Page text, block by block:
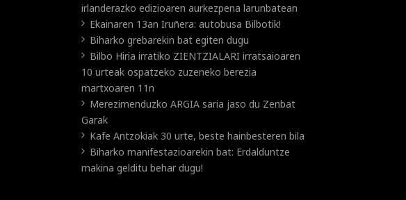
irlanderazko edizioaren aurkezpena larunbatean
Ekainaren 13an Iruñera: autobusa Bilbotik!
Biharko grebarekin bat egiten dugu
Bilbo Hiria irratiko ZIENTZIALARI irratsaioaren
10 urteak ospatzeko zuzeneko berezia
martxoaren 11n
Merezimenduzko ARGIA saria jaso du Zenbat
Garak
Kafe Antzokiak 30 urte, beste hainbesteren bila
Biharko manifestazioarekin bat: Erdalduntze
makina gelditu behar dugu!